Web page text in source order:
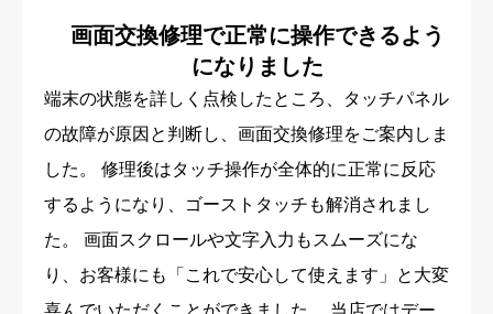
画面交換修理で正常に操作できるよう
になりました
端末の状態を詳しく点検したところ、タッチパネル
の故障が原因と判断し、画面交換修理をご案内しま
した。 修理後はタッチ操作が全体的に正常に反応
するようになり、ゴーストタッチも解消されまし
た。 画面スクロールや文字入力もスムーズにな
り、お客様にも「これで安心して使えます」と大変